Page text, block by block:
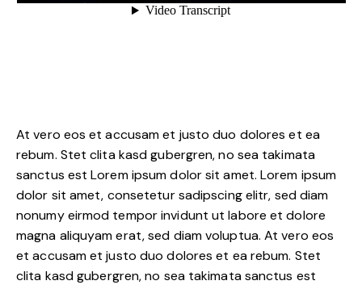
At vero eos et accusam et justo duo dolores et ea
rebum. Stet clita kasd gubergren, no sea takimata
sanctus est Lorem ipsum dolor sit amet. Lorem ipsum
dolor sit amet, consetetur sadipscing elitr, sed diam
nonumy eirmod tempor invidunt ut labore et dolore
magna aliquyam erat, sed diam voluptua. At vero eos
et accusam et justo duo dolores et ea rebum. Stet
clita kasd gubergren, no sea takimata sanctus est